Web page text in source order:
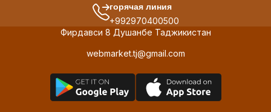
горячая линия
+992970400500
Фирдавси 8 Душанбе Таджикистан
webmarket.tj@gmail.com